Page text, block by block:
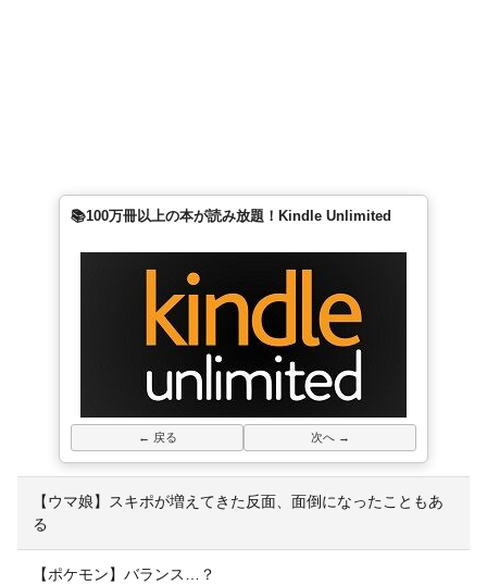
📚100万冊以上の本が読み放題！Kindle Unlimited
← 戻る 次へ →
【ウマ娘】スキポが増えてきた反面、面倒になったこともあ
る
【ポケモン】バランス…？